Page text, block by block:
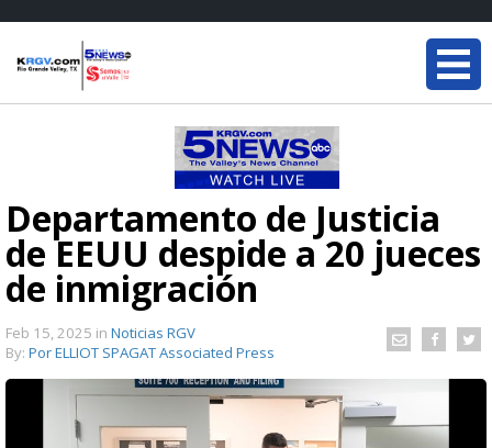
Departamento de Justicia
de EEUU despide a 20 jueces
de inmigración
Feb 15, 2025 in Noticias RGV
By: Por ELLIOT SPAGAT Associated Press